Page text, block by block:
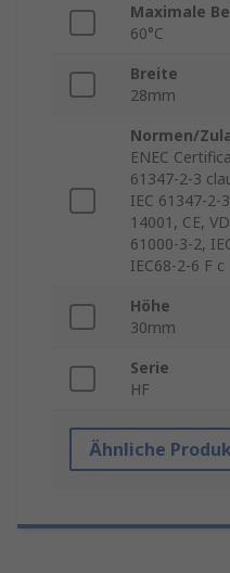
Maximale
60°C
Breite
28mm
Normen/
ENEC
61347-2-3
IEC 61347-2-
14001, CE,
61000-3-2,
IEC68-2-6 F c
Höhe
30mm
Serie
HF
Ähnliche